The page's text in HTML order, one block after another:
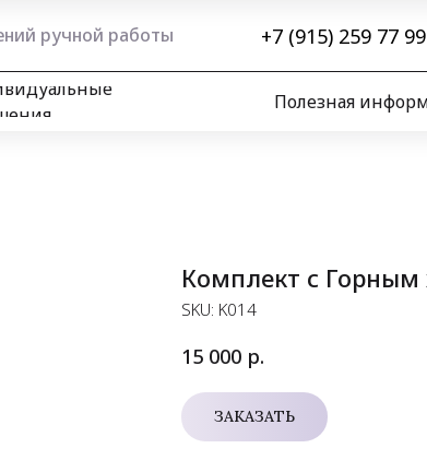
Полезная
+7 (915) 259 77 99
ручной работы
Комплект с
SKU: K014
15 000 р.
ЗАКАЗАТЬ